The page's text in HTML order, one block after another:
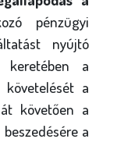
pénzügyi
nyújtó
a
a
követően a
a